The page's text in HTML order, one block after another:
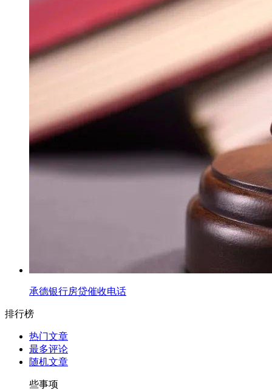
承德银行房贷催收电话
排行榜
热门文章
最多评论
随机文章
些事项